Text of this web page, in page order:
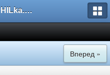
ФОРУМ PHILka.RU
Вперед »